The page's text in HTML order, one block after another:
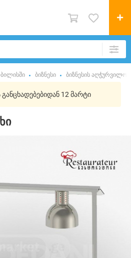
ბიზნესი ბიზნესის
12 მარტი